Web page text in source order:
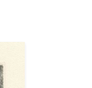
presso